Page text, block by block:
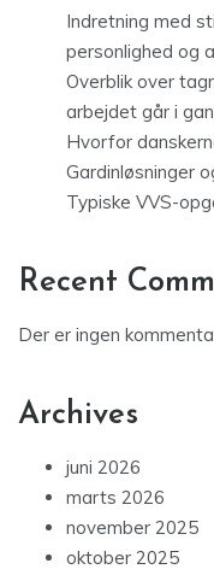
Indretning med
personlighed og
Overblik over
arbejdet går i
Hvorfor
Gardinløsninger
Typiske VVS-
Recent
Der er ingen
Archives
juni 2026
marts 2026
november 2025
oktober 2025